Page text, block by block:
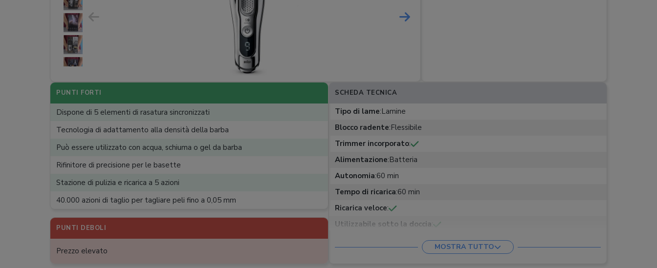
SCHEDA TECNICA
Tipo di lame:Lamine
Blocco radente:Flessibile
Trimmer incorporato:
Alimentazione:Batteria
Autonomia:60 min
Tempo di ricarica:60 min
Ricarica veloce:
Utilizzabile sotto la doccia:
Blocco sicurezza, Livello batteria, Necessità pulizia, Usura
MOSTRA TUTTO
PUNTI FORTI
Dispone di 5 elementi di rasatura sincronizzati
Tecnologia di adattamento alla densità della barba
Può essere utilizzato con acqua, schiuma o gel da barba
Rifinitore di precisione per le basette
Stazione di pulizia e ricarica a 5 azioni
40.000 azioni di taglio per tagliare peli fino a 0,05 mm
PUNTI DEBOLI
Prezzo elevato